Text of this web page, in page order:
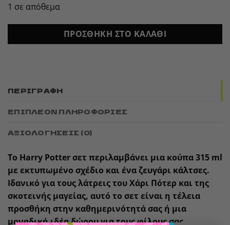
1 σε απόθεμα
ΠΡΟΣΘΉΚΗ ΣΤΟ ΚΑΛΆΘΙ
ΠΕΡΙΓΡΑΦΉ
ΕΠΙΠΛΈΟΝ ΠΛΗΡΟΦΟΡΊΕΣ
ΑΞΙΟΛΟΓΉΣΕΙΣ (0)
Το Harry Potter σετ περιλαμβάνει μια κούπα 315 ml
με εκτυπωμένο σχέδιο και ένα ζευγάρι κάλτσες.
Ιδανικό για τους λάτρεις του Χάρι Πότερ και της
σκοτεινής μαγείας, αυτό το σετ είναι η τέλεια
προσθήκη στην καθημερινότητά σας ή μια
μοναδική ιδέα δώρου για τους φίλους σας.